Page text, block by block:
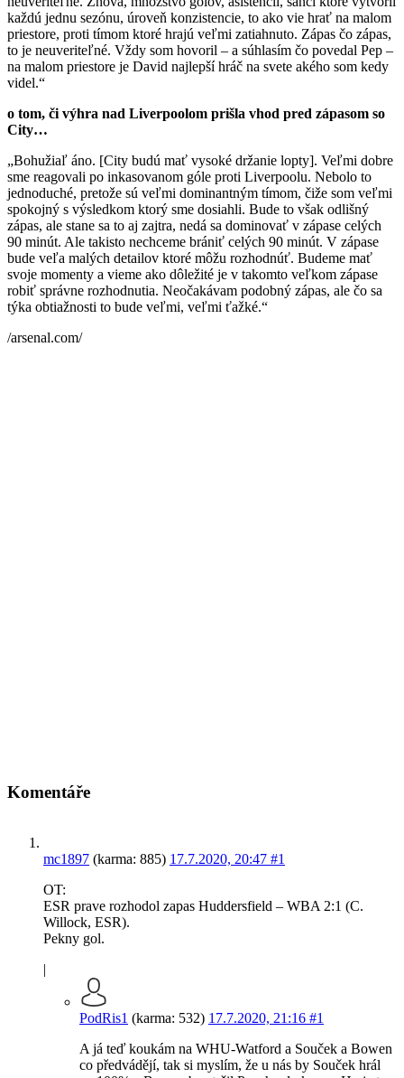
každú jednu sezónu, úroveň konzistencie, to ako vie hrať na malom
priestore, proti tímom ktoré hrajú veľmi zatiahnuto. Zápas čo zápas,
to je neuveriteľné. Vždy som hovoril – a súhlasím čo povedal Pep –
na malom priestore je David najlepší hráč na svete akého som kedy
videl.“
o tom, či výhra nad Liverpoolom prišla vhod pred zápasom so
City…
„Bohužiaľ áno. [City budú mať vysoké držanie lopty]. Veľmi dobre
sme reagovali po inkasovanom góle proti Liverpoolu. Nebolo to
jednoduché, pretože sú veľmi dominantným tímom, čiže som veľmi
spokojný s výsledkom ktorý sme dosiahli. Bude to však odlišný
zápas, ale stane sa to aj zajtra, nedá sa dominovať v zápase celých
90 minút. Ale takisto nechceme brániť celých 90 minút. V zápase
bude veľa malých detailov ktoré môžu rozhodnúť. Budeme mať
svoje momenty a vieme ako dôležité je v takomto veľkom zápase
robiť správne rozhodnutia. Neočakávam podobný zápas, ale čo sa
týka obtiažnosti to bude veľmi, veľmi ťažké.“
/arsenal.com/
Komentáře
mc1897 (karma: 885) 17.7.2020, 20:47 #1
OT:
ESR prave rozhodol zapas Huddersfield – WBA 2:1 (C.
Willock, ESR).
Pekny gol.
|
PodRis1 (karma: 532) 17.7.2020, 21:16 #1
A já teď koukám na WHU-Watford a Souček a Bowen
co předvádějí, tak si myslím, že u nás by Souček hrál